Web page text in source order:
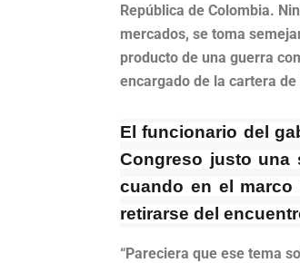
República de Colombia.
mercados, se toma
producto de una guerra
encargado de la cartera de
El funcionario del
Congreso justo una
cuando en el
retirarse del
“Pareciera que ese tema